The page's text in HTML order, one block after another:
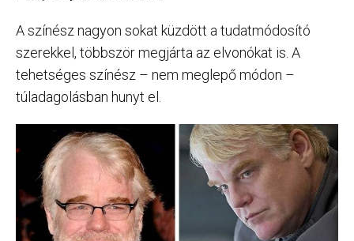
A színész nagyon sokat küzdött a tudatmódosító
szerekkel, többször megjárta az elvonókat is. A
tehetséges színész – nem meglepő módon –
túladagolásban hunyt el.